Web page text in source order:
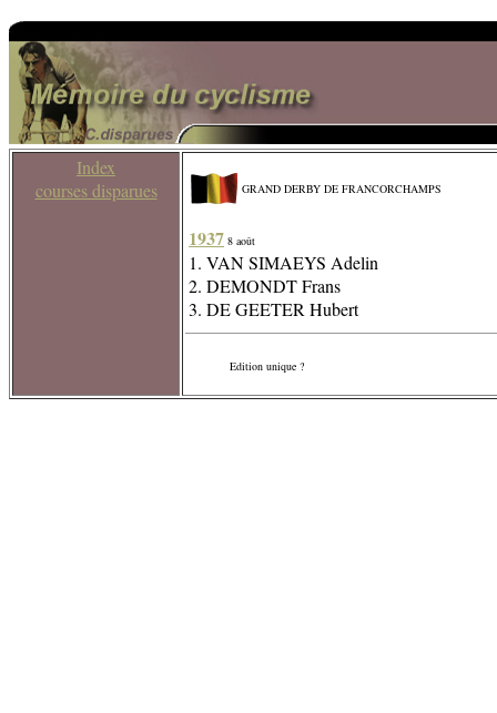
Index
courses disparues
GRAND DERBY DE FRANCORCHAMPS
1937 8 août
1. VAN SIMAEYS Adelin
2. DEMONDT Frans
3. DE GEETER Hubert
Edition unique ?